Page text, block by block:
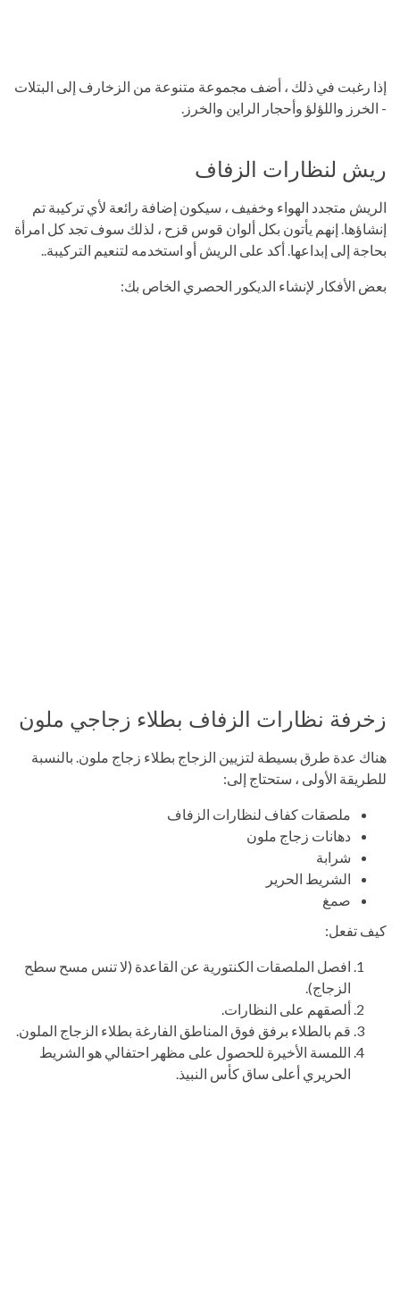
إذا رغبت في ذلك ، أضف مجموعة متنوعة من الزخارف إلى البتلات
- الخرز واللؤلؤ وأحجار الراين والخرز.
ريش لنظارات الزفاف
الريش متجدد الهواء وخفيف ، سيكون إضافة رائعة لأي تركيبة تم
إنشاؤها. إنهم يأتون بكل ألوان قوس قزح ، لذلك سوف تجد كل امرأة
بحاجة إلى إبداعها. أكد على الريش أو استخدمه لتنعيم التركيبة..
بعض الأفكار لإنشاء الديكور الحصري الخاص بك:
زخرفة نظارات الزفاف بطلاء زجاجي ملون
هناك عدة طرق بسيطة لتزيين الزجاج بطلاء زجاج ملون. بالنسبة
للطريقة الأولى ، ستحتاج إلى:
ملصقات كفاف لنظارات الزفاف
دهانات زجاج ملون
شرابة
الشريط الحرير
صمغ
كيف تفعل:
افصل الملصقات الكنتورية عن القاعدة (لا تنس مسح سطح
الزجاج).
ألصقهم على النظارات.
قم بالطلاء برفق فوق المناطق الفارغة بطلاء الزجاج الملون.
اللمسة الأخيرة للحصول على مظهر احتفالي هو الشريط
الحريري أعلى ساق كأس النبيذ.